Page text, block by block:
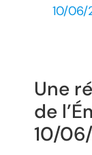
10/06/
Une
de
10/